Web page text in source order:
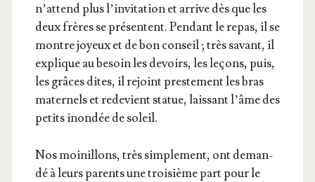
n’at­tend plus l’in­vi­ta­tion et arrive dès que les
deux frères se pré­sentent. Pen­dant le repas, il se
montre joyeux et de bon conseil ; très savant, il
explique au besoin les devoirs, les leçons, puis,
les grâces dites, il rejoint pres­te­ment les bras
mater­nels et rede­vient sta­tue, lais­sant l’âme des
petits inon­dée de soleil.
Nos moi­nillons, très sim­ple­ment, ont deman­
dé à leurs parents une troi­sième part pour le